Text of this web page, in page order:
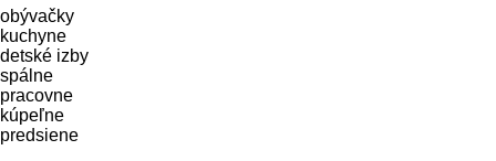
obývačky
kuchyne
detské izby
spálne
pracovne
kúpeľne
predsiene